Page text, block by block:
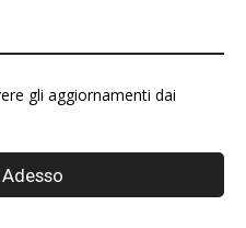
gli aggiornamenti dai